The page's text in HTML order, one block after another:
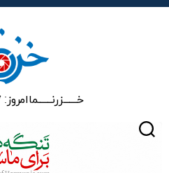
خـــــــزرنـــــــماامروز: ۱۷ مرداد ۱۴۰۵